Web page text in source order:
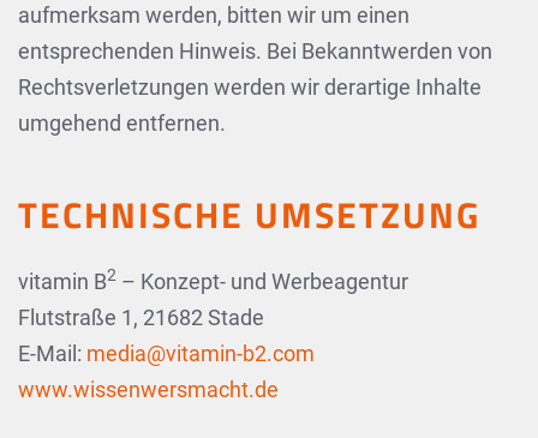
aufmerksam werden, bitten wir um einen
entsprechenden Hinweis. Bei Bekanntwerden von
Rechtsverletzungen werden wir derartige Inhalte
umgehend entfernen.
TECHNISCHE UMSETZUNG
vitamin B2 – Konzept- und Werbeagentur
Flutstraße 1, 21682 Stade
E-Mail: media@vitamin-b2.com
www.wissenwersmacht.de